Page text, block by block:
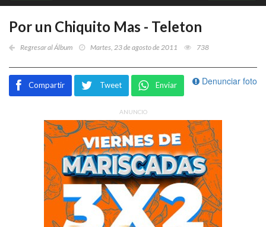
Por un Chiquito Mas - Teleton
Regresar al Álbum Martes, 23 de agosto de 2011 738
Denunciar foto
Compartir Tweet Enviar
ANUNCIO